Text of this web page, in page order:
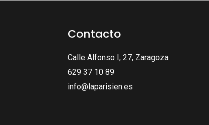
Contacto
Calle Alfonso I, 27, Zaragoza
629 37 10 89
info@laparisien.es